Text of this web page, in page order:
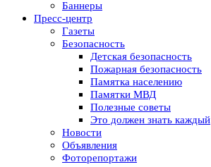
Баннеры
Пресс-центр
Газеты
Безопасность
Детская безопасность
Пожарная безопасность
Памятка населению
Памятки МВД
Полезные советы
Это должен знать каждый
Новости
Объявления
Фоторепортажи